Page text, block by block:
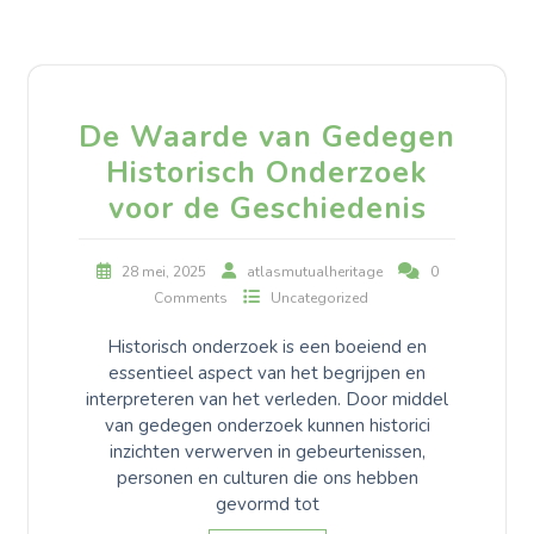
De Waarde van Gedegen
Historisch Onderzoek
voor de Geschiedenis
28 mei, 2025 atlasmutualheritage
0
Comments
Uncategorized
Historisch onderzoek is een boeiend en
essentieel aspect van het begrijpen en
interpreteren van het verleden. Door middel
van gedegen onderzoek kunnen historici
inzichten verwerven in gebeurtenissen,
personen en culturen die ons hebben
gevormd tot